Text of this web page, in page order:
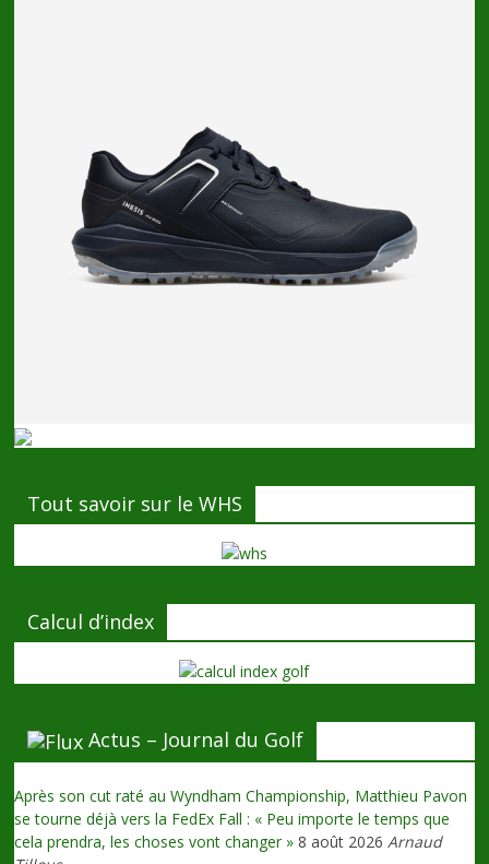
Tout savoir sur le WHS
Calcul d’index
Actus – Journal du Golf
Après son cut raté au Wyndham Championship, Matthieu Pavon
se tourne déjà vers la FedEx Fall : « Peu importe le temps que
cela prendra, les choses vont changer » 8 août 2026 Arnaud